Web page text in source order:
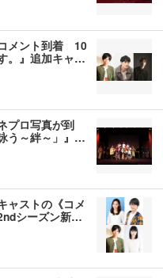
メント到着 10
。』追加キャ…
プロ写真が到
う～絆～」』…
ャストの《コメ
シーズン新…